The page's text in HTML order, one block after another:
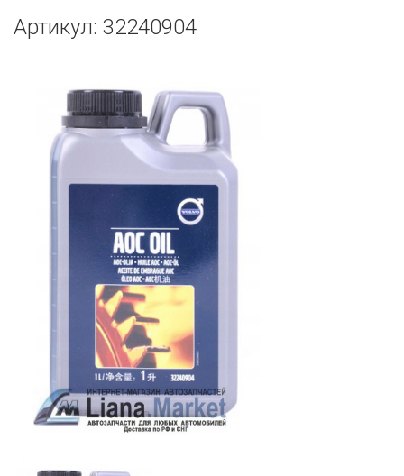
Артикул: 32240904